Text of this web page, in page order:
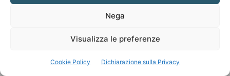
Nega
Visualizza le preferenze
Cookie Policy Dichiarazione sulla Privacy